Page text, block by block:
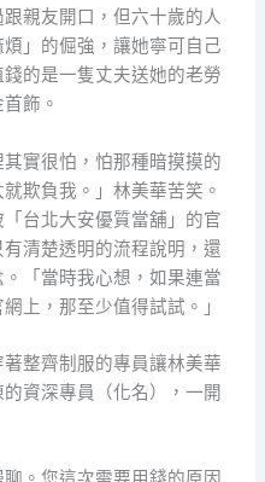
親友開口，但六十歲的人
」的倔強，讓她寧可自己
的是一隻丈夫送她的老勞
飾。
其實很怕，怕那種暗摸摸的
欺負我。」林美華苦笑。
台北大安優質當舖」的官
清楚透明的流程說明，還
「當時我心想，如果連當
上，那至少值得試試。」
整齊制服的專員讓林美華
資深專員（化名），一開